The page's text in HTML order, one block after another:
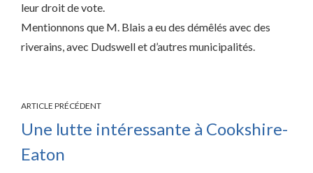
leur droit de vote.
Mentionnons que M. Blais a eu des démêlés avec des
riverains, avec Dudswell et d’autres municipalités.
ARTICLE PRÉCÉDENT
Une lutte intéressante à Cookshire-
Eaton